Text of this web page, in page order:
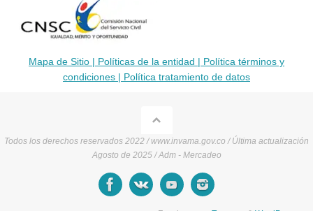
Mapa de Sitio | Políticas de la entidad | Política términos y
condiciones | Política tratamiento de datos
Todos los derechos reservados 2022 / www.invama.gov.co / Última actualización
Agosto de 2025 / Adm - Mercadeo